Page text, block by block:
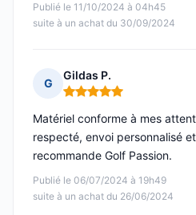
Publié le 11/10/2024 à 04h45
suite à un achat du 30/09/2024
G
Gildas P.
Note : 5 sur 5
Publié le 06/07/2024 à 19h49
suite à un achat du 26/06/2024
Matériel conforme à mes
respecté, envoi personnalisé
recommande Golf Passion.